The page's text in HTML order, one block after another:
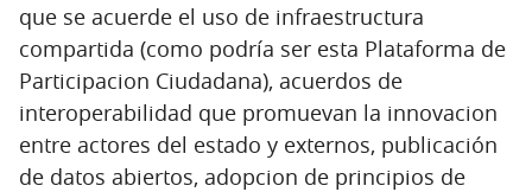
que se acuerde el uso de infraestructura
compartida (como podría ser esta Plataforma de
Participacion Ciudadana), acuerdos de
interoperabilidad que promuevan la innovacion
entre actores del estado y externos, publicación
de datos abiertos, adopcion de principios de